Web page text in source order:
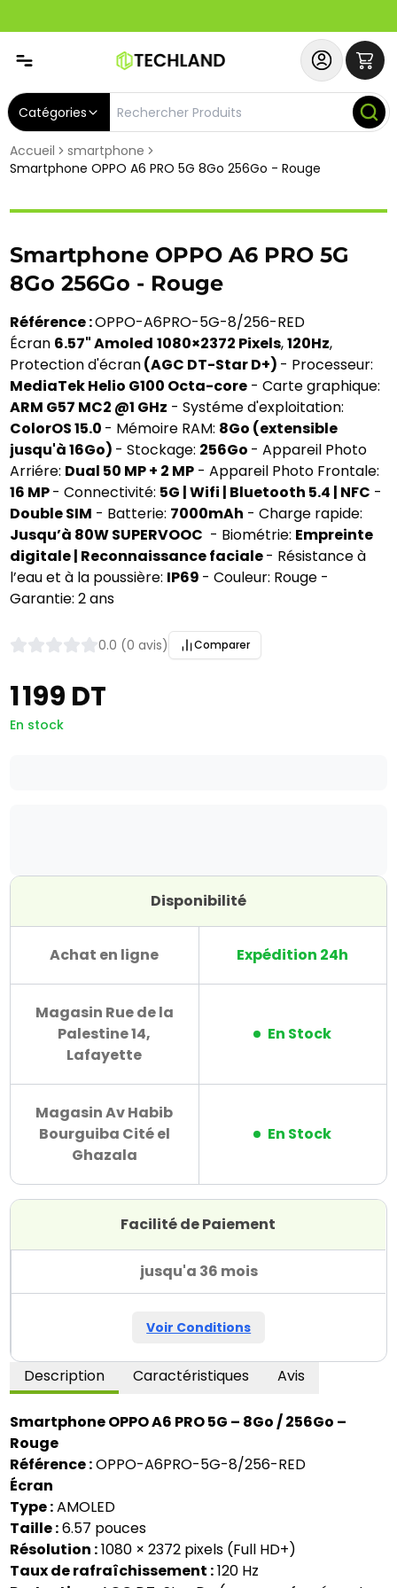
Catégories
Accueil
smartphone
Smartphone OPPO A6 PRO 5G 8Go 256Go - Rouge
Smartphone OPPO A6 PRO 5G
8Go 256Go - Rouge
Référence :OPPO-A6PRO-5G-8/256-RED
Écran 6.57" Amoled 1080×2372 Pixels,120Hz,
Protection d'écran(AGC DT-Star D+) - Processeur:
MediaTek Helio G100 Octa-core - Carte graphique:
ARM G57 MC2 @1 GHz - Systéme d'exploitation:
ColorOS 15.0 - Mémoire RAM: 8Go (extensible
jusqu'à 16Go) - Stockage: 256Go - Appareil Photo
Arriére: Dual 50 MP + 2 MP - Appareil Photo Frontale:
16 MP- Connectivité: 5G | Wifi | Bluetooth 5.4 | NFC -
Double SIM - Batterie: 7000mAh - Charge rapide:
Jusqu’à 80W SUPERVOOC - Biométrie: Empreinte
digitale | Reconnaissance faciale- Résistance à
l’eau et à la poussière: IP69 - Couleur: Rouge -
Garantie: 2 ans
0.0 (0 avis) Comparer
1 199 DT
En stock
Disponibilité
Achat en ligne Expédition 24h
Magasin Rue de la
Palestine 14,
Lafayette
En Stock
Magasin Av Habib
Bourguiba Cité el
Ghazala
En Stock
Facilité de Paiement
jusqu'a 36 mois
Voir Conditions
Description Caractéristiques Avis
Smartphone OPPO A6 PRO 5G – 8Go / 256Go –
Rouge
Référence :OPPO-A6PRO-5G-8/256-RED
Écran
Type :AMOLED
Taille :6.57 pouces
Résolution :1080 × 2372 pixels (Full HD+)
Taux de rafraîchissement :120 Hz